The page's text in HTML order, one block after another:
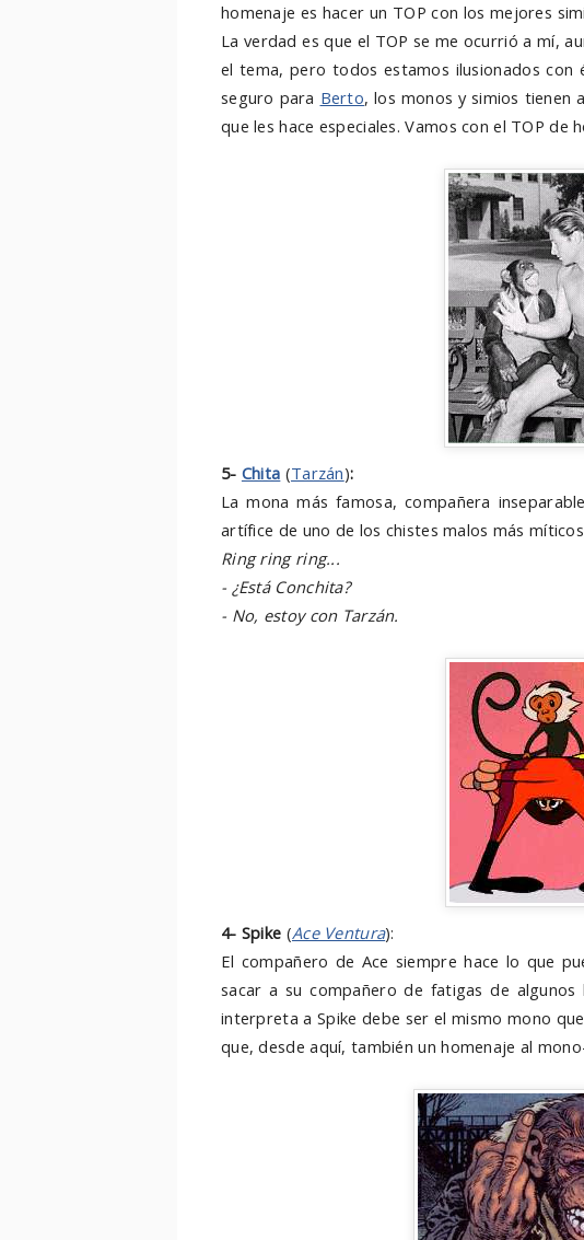
homenaje es hacer un TOP con los mejores
La verdad es que el TOP se me ocurrió a mí,
el tema, pero todos estamos ilusionados con
seguro para Berto, los monos y simios tienen
que les hace especiales. Vamos con el TOP de
5- Chita (Tarzán):
La mona más famosa, compañera
artífice de uno de los chistes malos más
Ring ring ring...
- ¿Está Conchita?
- No, estoy con Tarzán.
4- Spike (Ace Ventura):
El compañero de Ace siempre hace lo que
sacar a su compañero de fatigas de
interpreta a Spike debe ser el mismo mono
que, desde aquí, también un homenaje al